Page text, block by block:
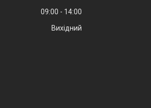
09:00
14:00
Вихідний